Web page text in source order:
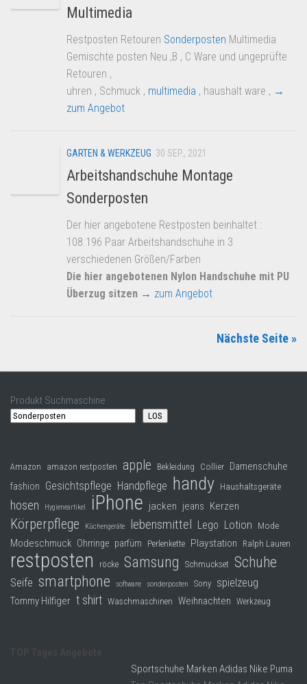
Multimedia
Restposten Retouren Sonderposten Multimedia
Gemischte posten Neu ,B , C Ware und ungeprüfte
Retouren ,
uhren , Schmuck , multimedia , haushalt ware , →
zum Angebot
GARTEN & WERKZEUG 30 SEP., 2021
Arbeitshandschuhe Montage
Sonderposten
Der hier angebotene Restposten beinhaltet :
108.196 Paar Arbeitshandschuhe in 3
verschiedenen Größen/Farben
Die hier angebotenen Nylon Handschuhe mit PU
Überzug sitzen → zum Angebot
Nächste Seite »
Produkt Suchmaschine
LOS
Amazon amazon restposten apple Bekleidung Collier Damenschuhe
fashion Gesichtspflege Handpflege handy Haushaltsgeräte
hosen Hygieneartikel iPhone jacken jeans Kerzen
Körperpflege Küchengeräte lebensmittel Lego Lotion Mode
Modeschmuck Ohrringe parfüm Perlenkette Playstation Ralph Lauren
restposten röcke Samsung Schmuckset Schuhe
Seife smartphone software sonderposten Sony spielzeug
Tommy Hilfiger t shirt Waschmaschinen Weihnachten Werkzeug
Sportschuhe Marken Adidas Nike Puma